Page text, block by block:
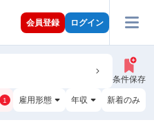
会員登録 ログイン
条件保存
1 雇用形態 年収 新着のみ